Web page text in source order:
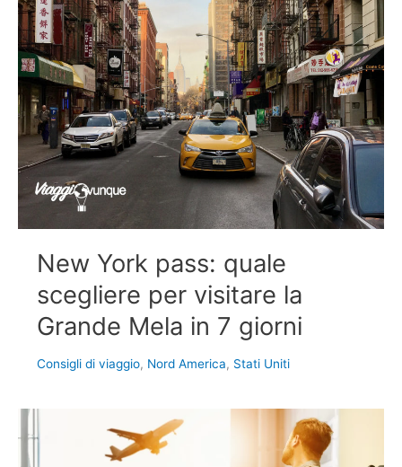
New York pass: quale
scegliere per visitare la
Grande Mela in 7 giorni
Consigli di viaggio, Nord America, Stati Uniti